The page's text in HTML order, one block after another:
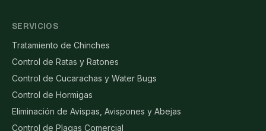
SERVICIOS
Tratamiento de Chinches
Control de Ratas y Ratones
Control de Cucarachas y Water Bugs
Control de Hormigas
Eliminación de Avispas, Avispones y Abejas
Control de Plagas Comercial